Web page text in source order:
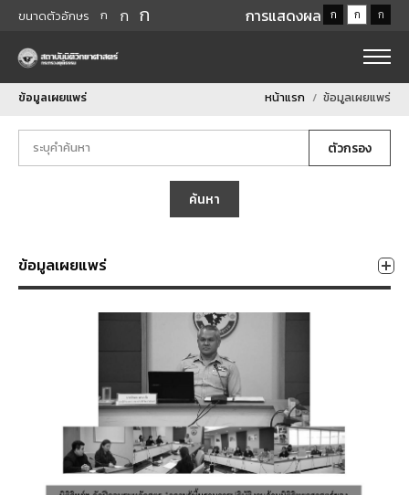
ขนาดตัวอักษร ก ก ก การแสดงผล ก ก ก
ข้อมูลเผยแพร่ หน้าแรก ข้อมูลเผยแพร่
ตัวกรอง
ค้นหา
ข้อมูลเผยแพร่